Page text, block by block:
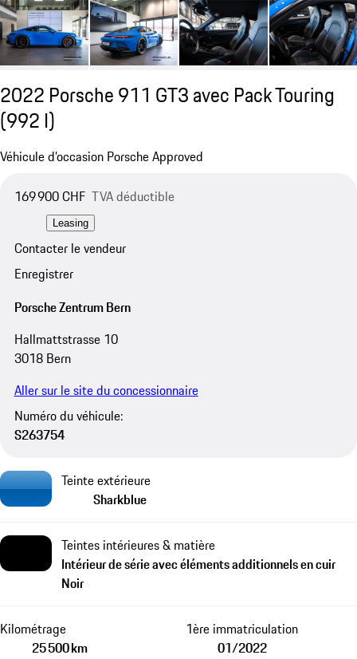
2022 Porsche 911 GT3 avec Pack Touring
(992 I)
Véhicule d’occasion Porsche Approved
169 900 CHF TVA déductible
Leasing
Contacter le vendeur
Enregistrer
Porsche Zentrum Bern
Hallmattstrasse 10
3018 Bern
Aller sur le site du concessionnaire
Numéro du véhicule:
S263754
Teinte extérieure
Sharkblue
Teintes intérieures & matière
Intérieur de série avec éléments additionnels en cuir
Noir
Kilométrage
25 500 km
1ère immatriculation
01/2022